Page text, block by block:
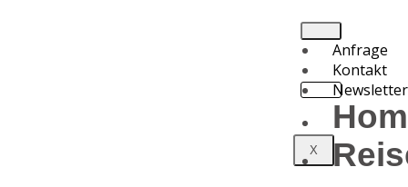
Anfrage
Kontakt
Newsletter
X